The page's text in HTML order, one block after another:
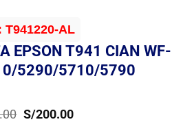
T941220-AL
EPSON T941 CIAN WF-
5290/5710/5790
El
S/200.00El